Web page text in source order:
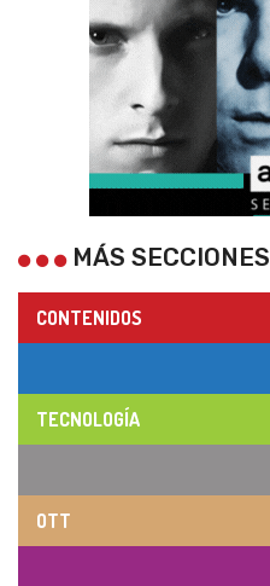
MÁS SECCIONES
CONTENIDOS
TECNOLOGÍA
OTT